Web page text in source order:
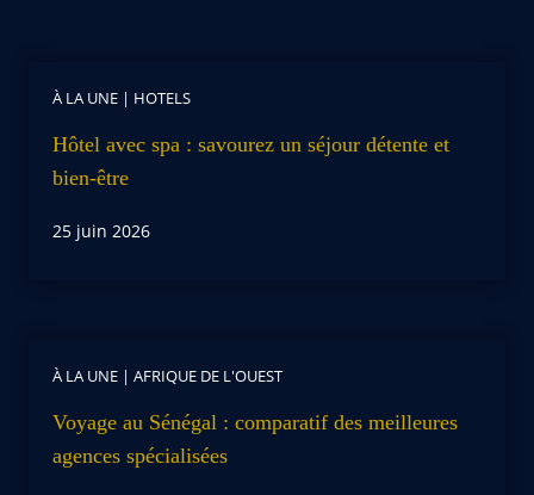
À LA UNE | HOTELS
Hôtel avec spa : savourez un séjour détente et
bien-être
25 juin 2026
À LA UNE | AFRIQUE DE L'OUEST
Voyage au Sénégal : comparatif des meilleures
agences spécialisées